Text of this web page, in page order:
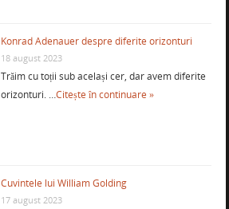
Konrad Adenauer despre diferite orizonturi
18 august 2023
Trăim cu toții sub același cer, dar avem diferite
orizonturi. …Citește în continuare »
Cuvintele lui William Golding
17 august 2023